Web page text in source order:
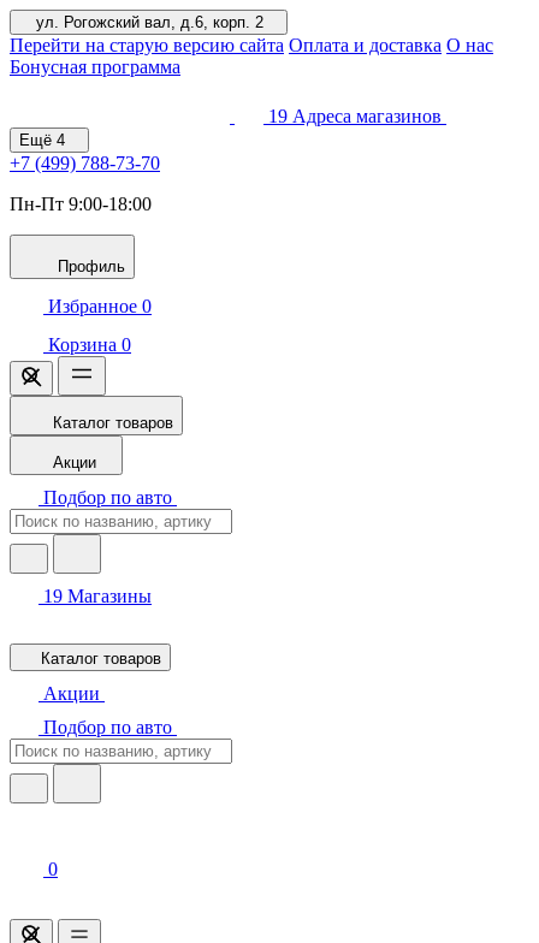
ул. Рогожский вал, д.6, корп. 2
Перейти на старую версию сайта Оплата и доставка О нас
Бонусная программа
19 Адреса магазинов
Ещё 4
+7 (499) 788-73-70
Пн-Пт 9:00-18:00
Профиль
Избранное 0
Корзина 0
Каталог товаров
Акции
Подбор по авто
19 Магазины
Каталог товаров
Акции
Подбор по авто
0